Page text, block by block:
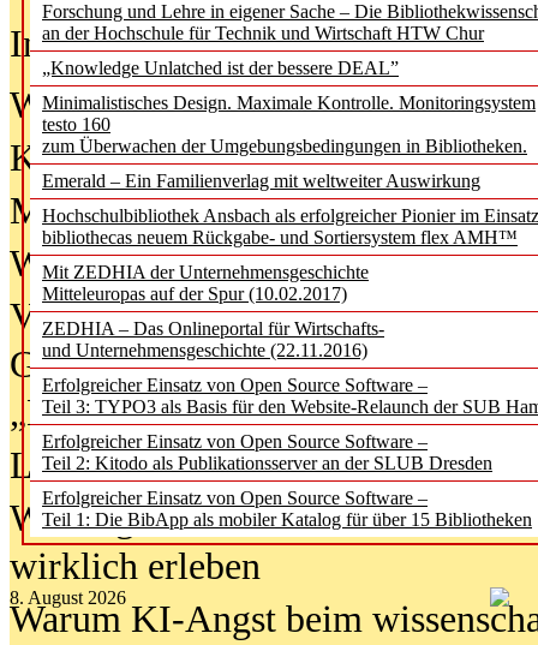
Forschung und Lehre in eigener Sache – Die
an der Hochschule für Technik und Wirtschaft HTW Chur
„Knowledge Unlatched ist der bessere DEAL”
Minimalistisches Design. Maximale Kontrolle. Monitoringsystem
testo 160
zum Überwachen der Umgebungsbedingungen in Bibliotheken.
Emerald – Ein Familienverlag mit weltweiter Auswirkung
Hochschulbibliothek Ansbach als erfolgreicher Pionier im
bibliothecas neuem Rückgabe- und Sortiersystem flex AMH™
Mit ZEDHIA der Unternehmensgeschichte
Mitteleuropas auf der Spur (10.02.2017)
ZEDHIA – Das Onlineportal für Wirtschafts-
und Unternehmensgeschichte (22.11.2016)
Erfolgreicher Einsatz von Open Source Software –
Teil 3: TYPO3 als Basis für den Website-Relaunch der SUB
Erfolgreicher Einsatz von Open Source Software –
Teil 2: Kitodo als Publikationsserver an der SLUB Dresden
Erfolgreicher Einsatz von Open Source Software –
Teil 1: Die BibApp als mobiler Katalog für über 15 Bibliotheken
8. August 2026
In der Ausgabe06/2026(August
Was Hochschul­bibliotheken von
Kinder in der digitalen Welt
Metadaten als Infrastruktur
Wenn Bots katalogisieren
Von Abschlusskleidern bis
Geisterjagd-Ausrüstung in der
„Library of Things“ unterwegs
Lesen als Infrastrukturaufgabe
Wie Jugendliche Social Media
wirklich erleben
Warum KI-Angst beim